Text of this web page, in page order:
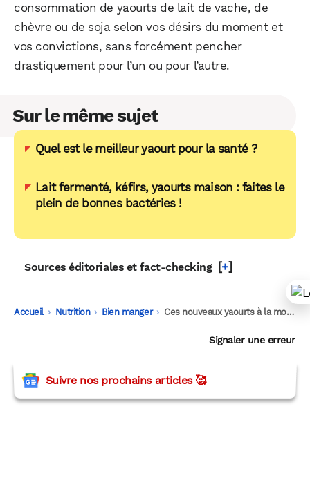
consommation de yaourts de lait de vache, de
chèvre ou de soja selon vos désirs du moment et
vos convictions, sans forcément pencher
drastiquement pour l’un ou pour l’autre.
Sur le même sujet
Quel est le meilleur yaourt pour la santé ?
Lait fermenté, kéfirs, yaourts maison : faites le
plein de bonnes bactéries !
Sources éditoriales et fact-checking [+]
Accueil -
Nutrition -
Bien manger -
Ces nouveaux yaourts à la mode qui envahissent nos rayons
Signaler une erreur
Suivre nos prochains articles 🥰